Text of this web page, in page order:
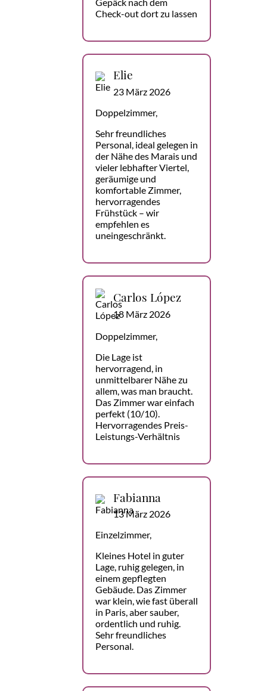
Check-out dort zu lassen
Elie
23 März 2026
Doppelzimmer,
Sehr freundliches
Personal, ideal gelegen in
der Nähe des Marais und
vieler lebhafter Viertel,
geräumige und
komfortable Zimmer,
hervorragendes
Frühstück – wir
empfehlen es
uneingeschränkt.
Carlos López
18 März 2026
Doppelzimmer,
Die Lage ist
hervorragend, in
unmittelbarer Nähe zu
allem, was man braucht.
Das Zimmer war einfach
perfekt (10/10).
Hervorragendes Preis-
Leistungs-Verhältnis
Fabianna
13 März 2026
Einzelzimmer,
Kleines Hotel in guter
Lage, ruhig gelegen, in
einem gepflegten
Gebäude. Das Zimmer
war klein, wie fast überall
in Paris, aber sauber,
ordentlich und ruhig.
Sehr freundliches
Personal.